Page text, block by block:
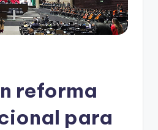
reforma
para